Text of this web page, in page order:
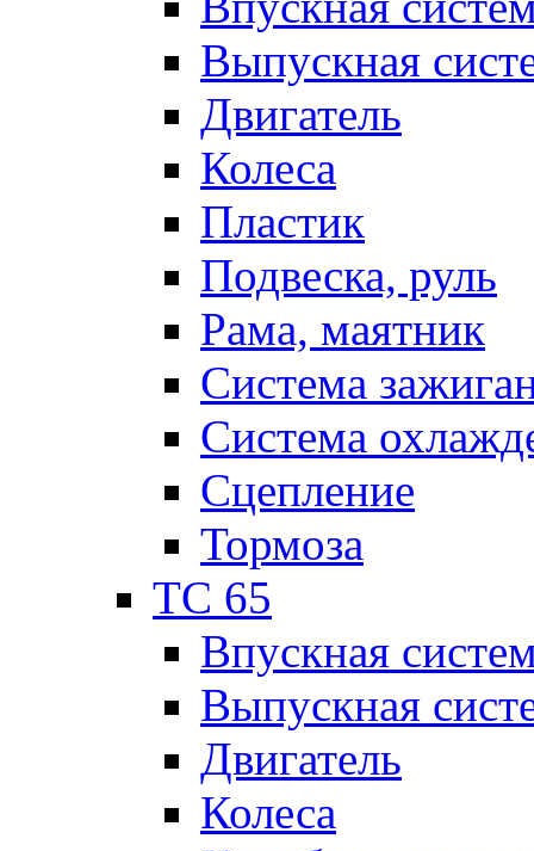
Выпускная
Двигатель
Колеса
Пластик
Подвеска, руль
Рама, маятник
Система
Система
Сцепление
Тормоза
TC 65
Впускная
Выпускная
Двигатель
Колеса